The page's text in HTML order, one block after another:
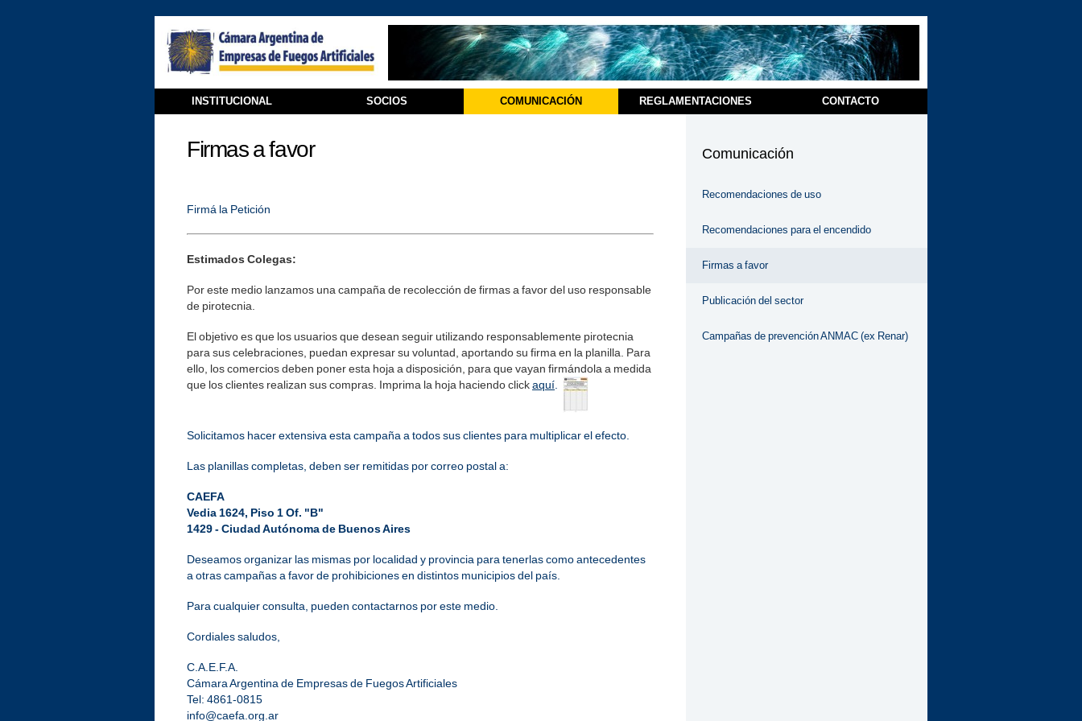
INSTITUCIONAL SOCIOS COMUNICACIÓN REGLAMENTACIONES CONTACTO
Firmas a favor
Firmá la Petición
Estimados Colegas:
Por este medio lanzamos una campaña de recolección de firmas a favor del uso responsable
de pirotecnia.
El objetivo es que los usuarios que desean seguir utilizando responsablemente pirotecnia
para sus celebraciones, puedan expresar su voluntad, aportando su firma en la planilla. Para
ello, los comercios deben poner esta hoja a disposición, para que vayan firmándola a medida
que los clientes realizan sus compras. Imprima la hoja haciendo clickaquí
Solicitamos hacer extensiva esta campaña a todos sus clientes para multiplicar el efecto.
Las planillas completas, deben ser remitidas por correo postal a:
CAEFA
Vedia 1624, Piso 1 Of. "B"
1429 - Ciudad Autónoma de Buenos Aires
Deseamos organizar las mismas por localidad y provincia para tenerlas como antecedentes
a otras campañas a favor de prohibiciones en distintos municipios del país.
Para cualquier consulta, pueden contactarnos por este medio.
Cordiales saludos,
C.A.E.F.A.
Cámara Argentina de Empresas de Fuegos Artificiales
Tel: 4861-0815
info@caefa.org.ar
Comunicación
Recomendaciones de uso
Recomendaciones para el encendido
Firmas a favor
Publicación del sector
Campañas de prevención ANMAC (ex Renar)